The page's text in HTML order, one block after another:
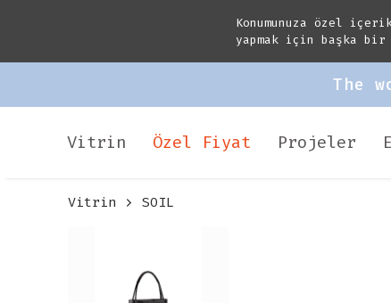
Konumunuza özel
yapmak için başka
The
Vitrin Özel Fiyat Projeler
Vitrin SOIL